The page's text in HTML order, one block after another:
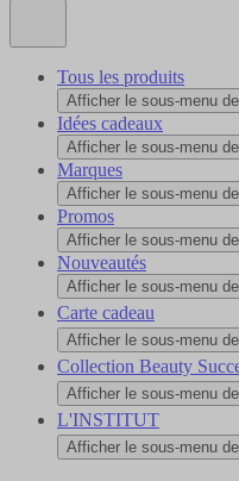
Tous les produits
Afficher le sous-menu
Idées cadeaux
Afficher le sous-menu
Marques
Afficher le sous-menu
Promos
Afficher le sous-menu
Nouveautés
Afficher le sous-menu
Carte cadeau
Afficher le sous-menu
Collection Beauty
Afficher le sous-menu
L'INSTITUT
Afficher le sous-menu